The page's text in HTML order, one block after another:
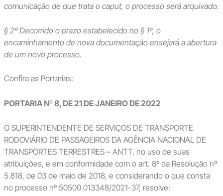
comunicação de que trata o caput, o processo será arquivado.
§ 2º Decorrido o prazo estabelecido no § 1º, o
encaminhamento de nova documentação ensejará a abertura
de um novo processo.
Confira as Portarias:
PORTARIA Nº 8, DE 21 DE JANEIRO DE 2022
O SUPERINTENDENTE DE SERVIÇOS DE TRANSPORTE
RODOVIÁRIO DE PASSAGEIROS DA AGÊNCIA NACIONAL DE
TRANSPORTES TERRESTRES – ANTT, no uso de suas
atribuições, e em conformidade com o art. 8º da Resolução nº
5.818, de 03 de maio de 2018, e considerando o que consta
no processo nº 50500.013348/2021-37, resolve: